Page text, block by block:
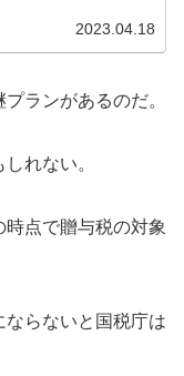
2023.04.18
ランがあるのだ。
れない。
点で贈与税の対象
らないと国税庁は